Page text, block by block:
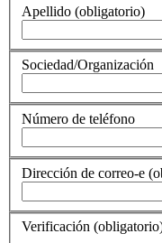
Apellido (obligatorio)
Sociedad/Organización
Número de teléfono
Dirección de correo-e
Verificación